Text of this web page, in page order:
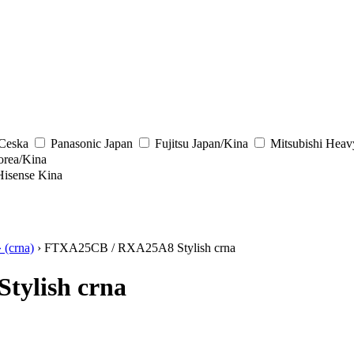
Panasonic Japan Fujitsu Japan/Kina
Mitsubishi
Kina
Kina
(crna) › FTXA25CB / RXA25A8 Stylish crna
crna